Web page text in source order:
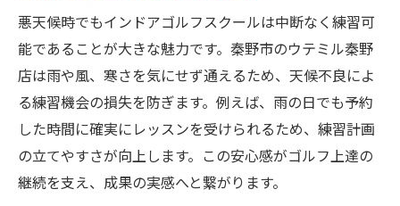
悪天候時でもインドアゴルフスクールは中断なく練習可
能であることが大きな魅力です。秦野市のウテミル秦野
店は雨や風、寒さを気にせず通えるため、天候不良によ
る練習機会の損失を防ぎます。例えば、雨の日でも予約
した時間に確実にレッスンを受けられるため、練習計画
の立てやすさが向上します。この安心感がゴルフ上達の
継続を支え、成果の実感へと繋がります。